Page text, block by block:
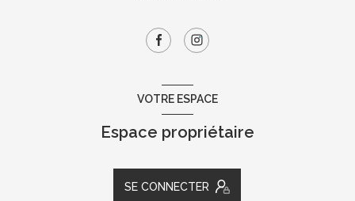
VOTRE ESPACE
Espace propriétaire
SE CONNECTER